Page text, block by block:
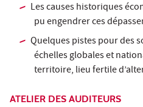
Les causes historiques
pu engendrer ces
Quelques pistes pour des
échelles globales et
territoire, lieu fertile
ATELIER DES AUDITEURS